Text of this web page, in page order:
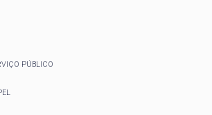
PÚBLICO